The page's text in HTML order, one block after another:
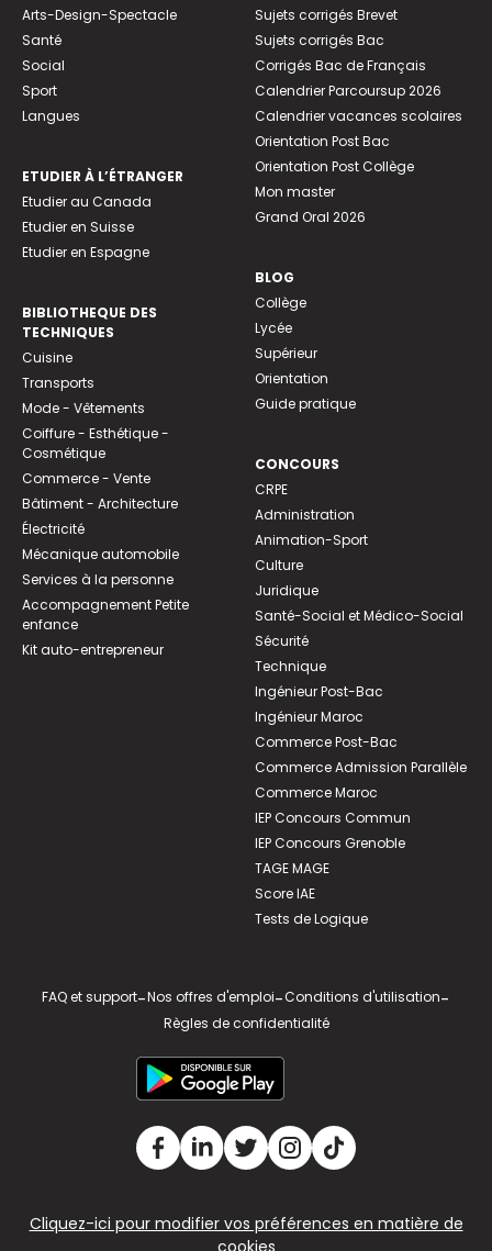
Arts-Design-Spectacle
Santé
Social
Sport
Langues
ETUDIER À L’ÉTRANGER
Etudier au Canada
Etudier en Suisse
Etudier en Espagne
BIBLIOTHEQUE DES
TECHNIQUES
Cuisine
Transports
Mode - Vêtements
Coiffure - Esthétique -
Cosmétique
Commerce - Vente
Bâtiment - Architecture
Électricité
Mécanique automobile
Services à la personne
Accompagnement Petite
enfance
Kit auto-entrepreneur
Sujets corrigés Brevet
Sujets corrigés Bac
Corrigés Bac de Français
Calendrier Parcoursup 2026
Calendrier vacances scolaires
Orientation Post Bac
Orientation Post Collège
Mon master
Grand Oral 2026
BLOG
Collège
Lycée
Supérieur
Orientation
Guide pratique
CONCOURS
CRPE
Administration
Animation-Sport
Culture
Juridique
Santé-Social et Médico-Social
Sécurité
Technique
Ingénieur Post-Bac
Ingénieur Maroc
Commerce Post-Bac
Commerce Admission Parallèle
Commerce Maroc
IEP Concours Commun
IEP Concours Grenoble
TAGE MAGE
Score IAE
Tests de Logique
FAQ et support-Nos offres d'emploi-Conditions d'utilisation-
Règles de confidentialité
Cliquez-ici pour modifier vos préférences en matière de
cookies